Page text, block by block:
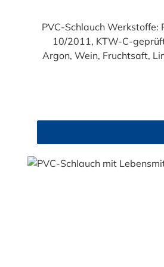
PVC-Schlauch Werkstoffe: PVC glasklar, Lebensmittelqualität geprüft entsprechend den Anforderungen der Verordnung (EG) 1935/2004 und der Verordnung (EU)
10/2011, KTW-C-geprüft, TÜV-geprüft, LABS-
Argon, Wein, Fruchtsaft,